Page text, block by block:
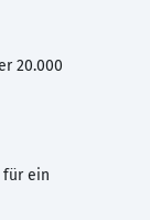
20.000
für ein